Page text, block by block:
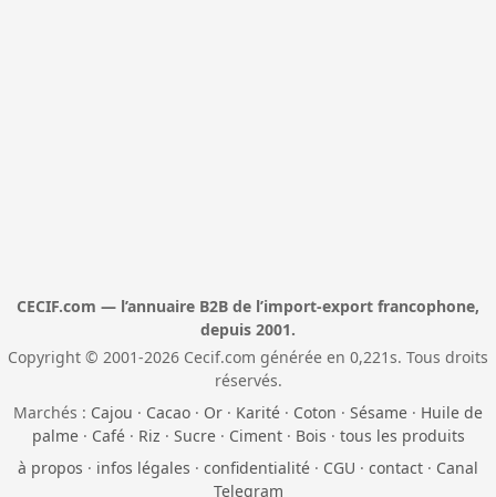
CECIF.com — l’annuaire B2B de l’import-export francophone,
depuis 2001.
Copyright © 2001-2026 Cecif.com générée en 0,221s. Tous droits
réservés.
Marchés : Cajou · Cacao · Or · Karité · Coton · Sésame · Huile de
palme· Café· Riz · Sucre· Ciment· Bois · tous les produits
à propos · infos légales · confidentialité · CGU · contact · Canal
Telegram